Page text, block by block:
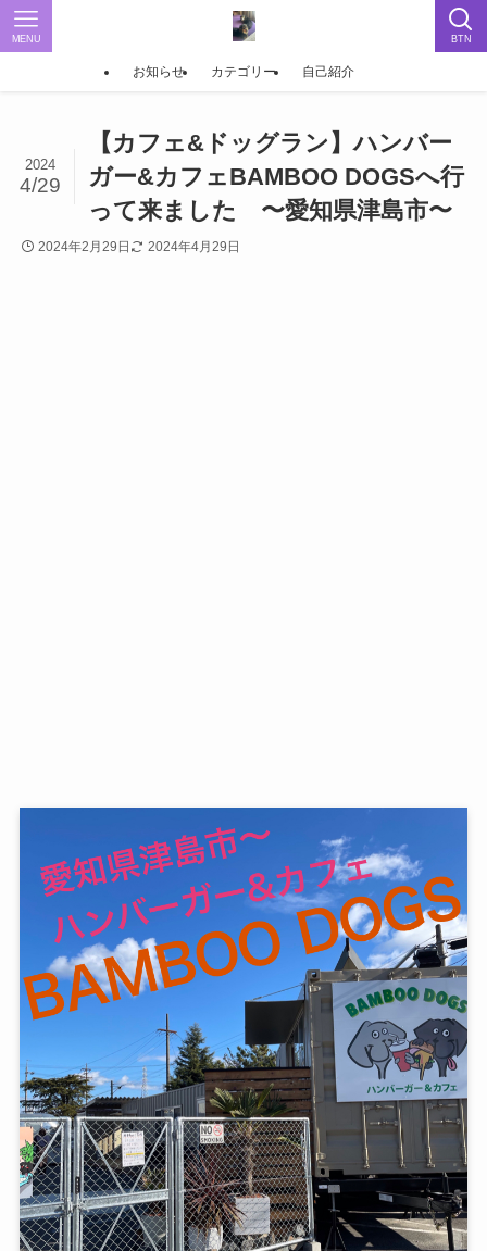
BTN
MENU
お知らせ カテゴリー 自己紹介
【カフェ&ドッグラン】ハンバー
ガー&カフェBAMBOO DOGSへ行
って来ました 〜愛知県津島市〜
2024
4/29
2024年2月29日 2024年4月29日